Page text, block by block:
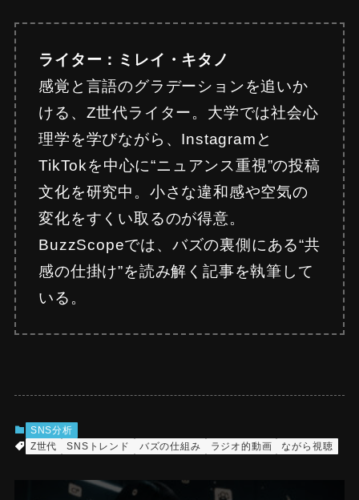
ライター：ミレイ・キタノ
感覚と言語のグラデーションを追いか
ける、Z世代ライター。大学では社会心
理学を学びながら、Instagramと
TikTokを中心に“ニュアンス重視”の投稿
文化を研究中。小さな違和感や空気の
変化をすくい取るのが得意。
BuzzScopeでは、バズの裏側にある“共
感の仕掛け”を読み解く記事を執筆して
いる。
SNS分析
Z世代
SNSトレンド バズの仕組み ラジオ的動画 ながら視聴